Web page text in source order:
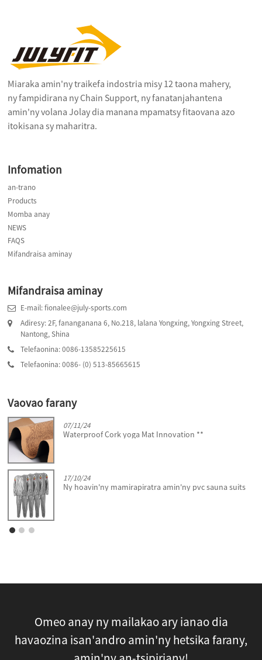
Miaraka amin'ny traikefa indostria misy 12 taona mahery,
ny fampidirana ny Chain Support, ny fanatanjahantena
amin'ny volana Jolay dia manana mpamatsy fitaovana azo
itokisana sy maharitra.
Infomation
an-trano
Products
Momba anay
NEWS
FAQS
Mifandraisa aminay
Mifandraisa aminay
E-mail: fionalee@july-sports.com
Adiresy: 2F, fananganana 6, No.218, lalana Yongxing, Yongxing Street,
Nantong, Shina
Telefaonina: 0086-13585225615
Telefaonina: 0086- (0) 513-85665615
Vaovao farany
07/11/24
Waterproof Cork yoga Mat Innovation **
17/10/24
Ny hoavin'ny mamirapiratra amin'ny pvc sauna suits
Omeo anay ny mailakao ary ianao dia
havaozina isan'andro amin'ny hetsika farany,